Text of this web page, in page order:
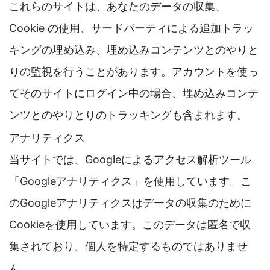
これらのサイトは、あなたのデータの収集、
Cookie の使用、サードパーティによる追加トラッ
キングの埋め込み、埋め込みコンテンツとのやりと
りの監視を行うことがあります。アカウントを使っ
てそのサイトにログイン中の場合、埋め込みコンテ
ンツとのやりとりのトラッキングも含まれます。
アナリティクス
当サイトでは、Googleによるアクセス解析ツール
「Googleアナリティクス」を使用しています。こ
のGoogleアナリティクスはデータの収集のために
Cookieを使用しています。このデータは匿名で収
集されており、個人を特定するものではありませ